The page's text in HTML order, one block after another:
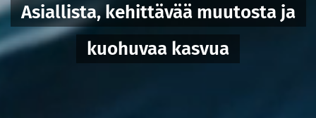
Asiallista, kehittävää muutosta ja
kuohuvaa kasvua